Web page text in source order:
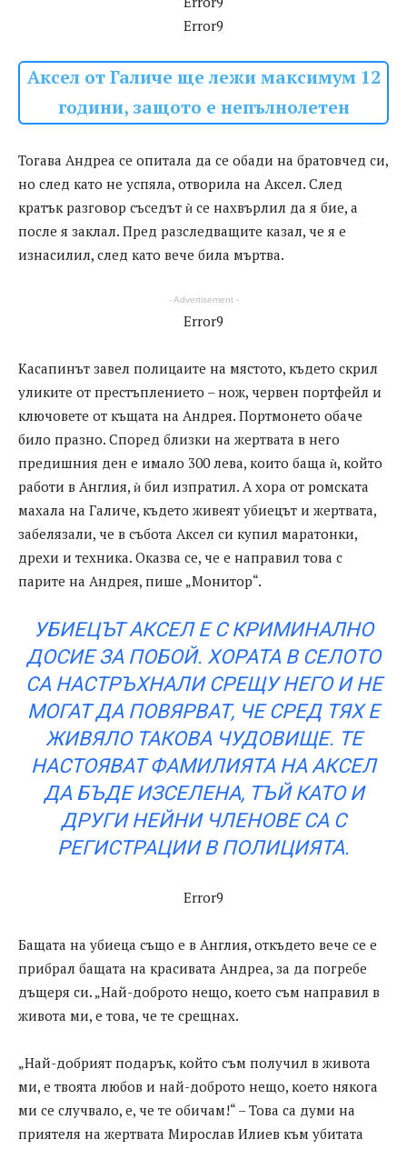
Error9
Аксел от Галиче ще лежи максимум 12
години, защото е непълнолетен
Тогава Андреа се опитала да се обади на братовчед си,
но след като не успяла, отворила на Аксел. След
кратък разговор съседът ѝ се нахвърлил да я бие, а
после я заклал. Пред разследващите казал, че я е
изнасилил, след като вече била мъртва.
- Advertisement -
Error9
Касапинът завел полицаите на мястото, където скрил
уликите от престъплението – нож, червен портфейл и
ключовете от къщата на Андрея. Портмонето обаче
било празно. Според близки на жертвата в него
предишния ден е имало 300 лева, които баща ѝ, който
работи в Англия, ѝ бил изпратил. А хора от ромската
махала на Галиче, където живеят убиецът и жертвата,
забелязали, че в събота Аксел си купил маратонки,
дрехи и техника. Оказва се, че е направил това с
парите на Андрея, пише „Монитор“.
УБИЕЦЪТ АКСЕЛ Е С КРИМИНАЛНО
ДОСИЕ ЗА ПОБОЙ. ХОРАТА В СЕЛОТО
СА НАСТРЪХНАЛИ СРЕЩУ НЕГО И НЕ
МОГАТ ДА ПОВЯРВАТ, ЧЕ СРЕД ТЯХ Е
ЖИВЯЛО ТАКОВА ЧУДОВИЩЕ. ТЕ
НАСТОЯВАТ ФАМИЛИЯТА НА АКСЕЛ
ДА БЪДЕ ИЗСЕЛЕНА, ТЪЙ КАТО И
ДРУГИ НЕЙНИ ЧЛЕНОВЕ СА С
РЕГИСТРАЦИИ В ПОЛИЦИЯТА.
Error9
Бащата на убиеца също е в Англия, откъдето вече се е
прибрал бащата на красивата Андреа, за да погребе
дъщеря си. „Най-доброто нещо, което съм направил в
живота ми, е това, че те срещнах.
„Най-добрият подарък, който съм получил в живота
ми, е твоята любов и най-доброто нещо, което някога
ми се случвало, е, че те обичам!“ – Това са думи на
приятеля на жертвата Мирослав Илиев към убитата